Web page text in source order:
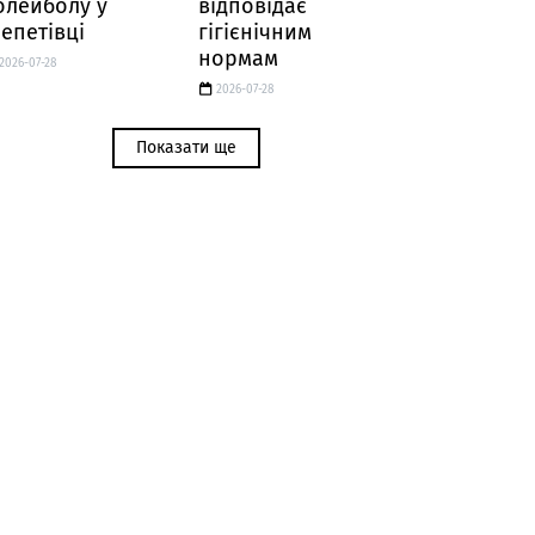
у
2026-07-28
відповідає
гігієнічним
нормам
2026-07-28
Показати ще